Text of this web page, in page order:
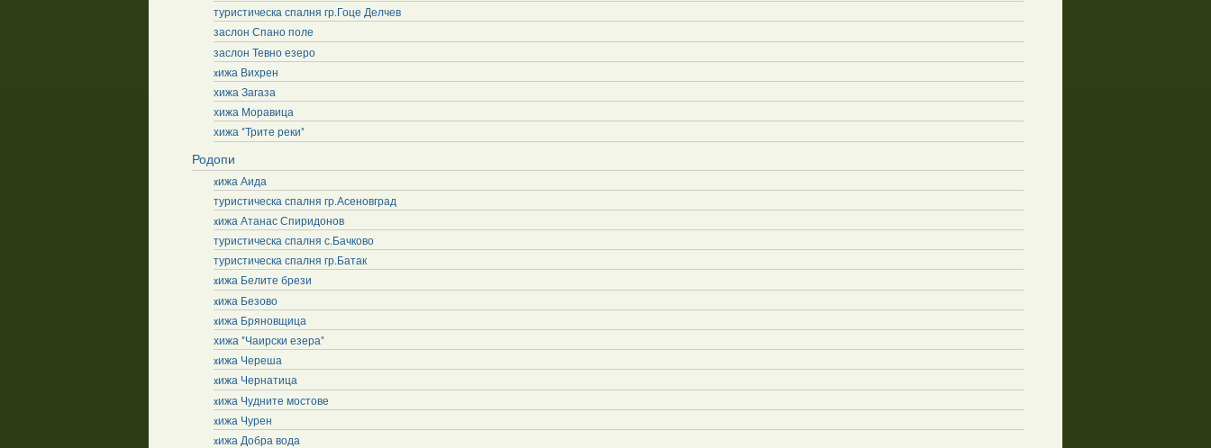
туристическа спалня гр.Гоце Делчев
заслон Спано поле
заслон Тевно езеро
xижа Вихрен
хижа Загаза
хижа Моравица
хижа "Трите реки"
Родопи
xижа Аида
туристическа спалня гр.Асеновград
xижа Атанас Спиридонов
туристическа спалня с.Бачково
туристическа спалня гр.Батак
xижа Белите брези
xижа Безово
xижа Бряновщица
хижа "Чаирски езера"
xижа Череша
xижа Чернатица
xижа Чудните мостове
xижа Чурен
xижа Добра вода